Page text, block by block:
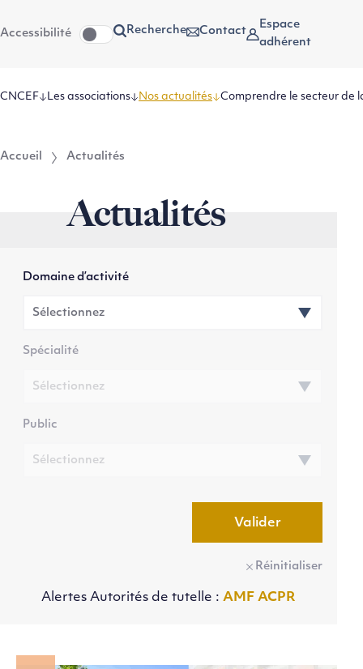
au
contenu
Accessibilité Recherche Contact
Espace
adhérent
CNCEF Les associations Nos actualités Comprendre le secteur de
Accueil Actualités
Actualités
Alertes Autorités de tutelle : AMF ACPR
Domaine d’activité
Spécialité
Public
Valider
Réinitialiser